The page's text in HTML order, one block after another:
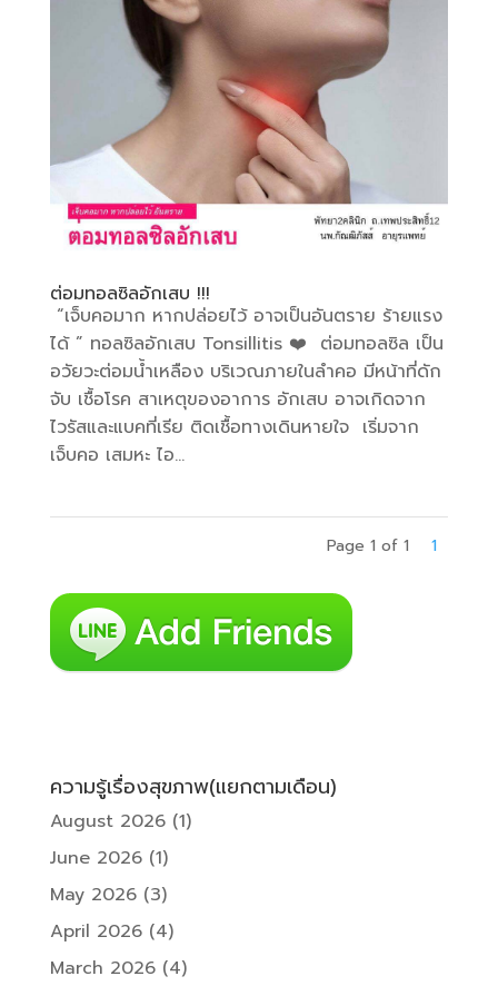
ต่อมทอลซิลอักเสบ !!!
“เจ็บคอมาก หากปล่อยไว้ อาจเป็นอันตราย ร้ายแรง
ได้ ” ทอลซิลอักเสบ Tonsillitis ❤️ ต่อมทอลซิล เป็น
อวัยวะต่อมน้ำเหลือง บริเวณภายในลำคอ มีหน้าที่ดัก
จับ เชื้อโรค สาเหตุของอาการ อักเสบ อาจเกิดจาก
ไวรัสและแบคที่เรีย ติดเชื้อทางเดินหายใจ เริ่มจาก
เจ็บคอ เสมหะ ไอ...
Page 1 of 1 1
ความรู้เรื่องสุขภาพ(แยกตามเดือน)
August 2026(1)
June 2026(1)
May 2026(3)
April 2026(4)
March 2026(4)